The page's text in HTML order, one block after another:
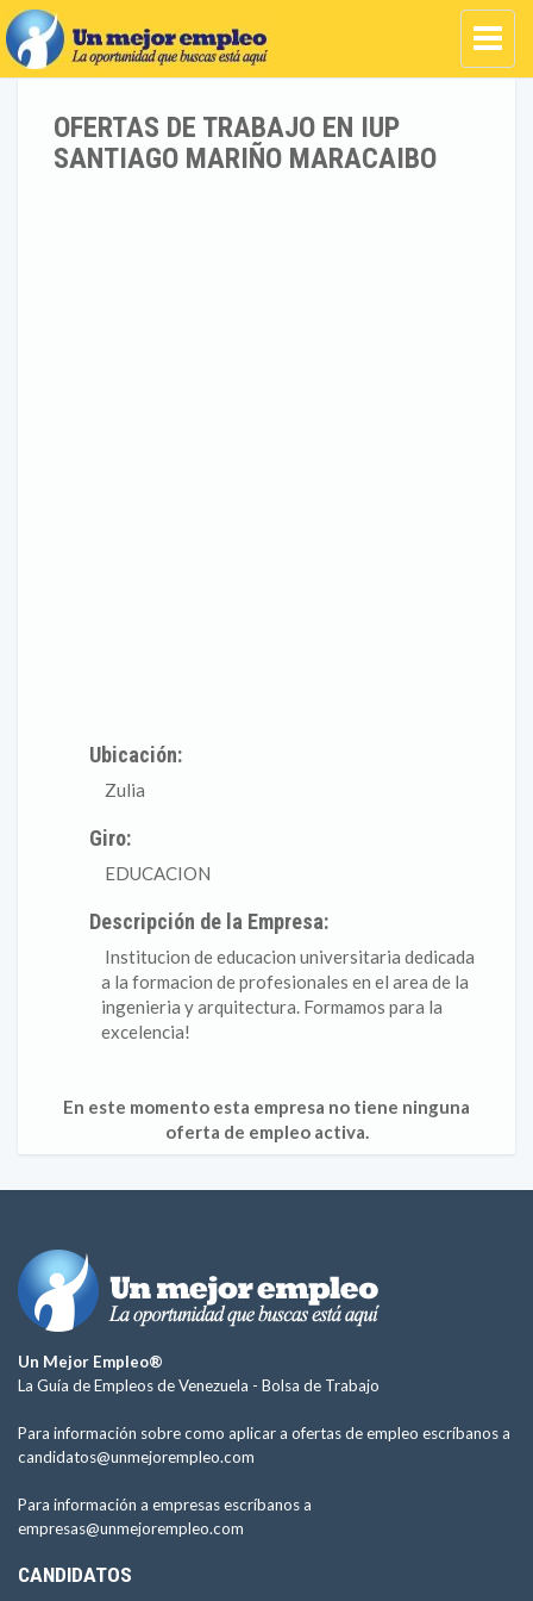
OFERTAS DE TRABAJO EN IUP
SANTIAGO MARIÑO MARACAIBO
Ubicación:
Zulia
Giro:
EDUCACION
Descripción de la Empresa:
Institucion de educacion universitaria dedicada
a la formacion de profesionales en el area de la
ingenieria y arquitectura. Formamos para la
excelencia!
En este momento esta empresa no tiene ninguna
oferta de empleo activa.
Un Mejor Empleo®
La Guía de Empleos de Venezuela - Bolsa de Trabajo
Para información sobre como aplicar a ofertas de empleo escríbanos a
candidatos@unmejorempleo.com
Para información a empresas escríbanos a
empresas@unmejorempleo.com
CANDIDATOS